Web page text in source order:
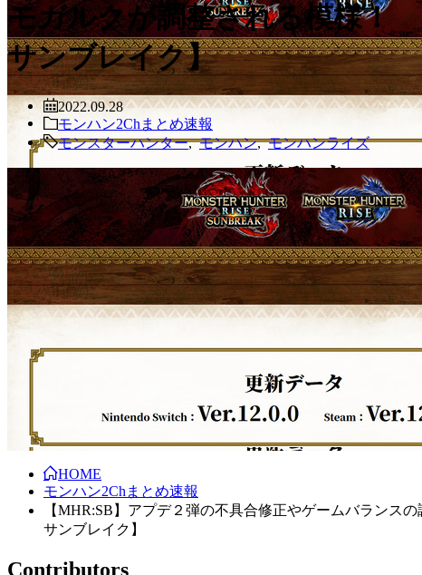
モガルクが調整される模様！
サンブレイク】
2022.09.28
モンハン2Chまとめ速報
モンスターハンター,モンハン,モンハンライズ
HOME
モンハン2Chまとめ速報
【MHR:SB】アプデ２弾の不具合修正やゲームバラン
サンブレイク】
Contributors